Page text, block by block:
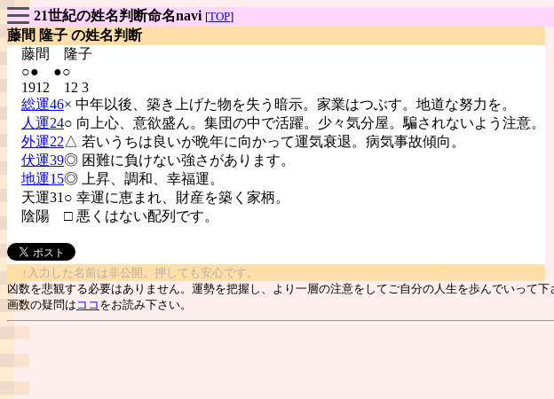
21世紀の姓名判断命名navi [TOP]
藤間 隆子 の姓名判断
藤間 隆子
○● ●○
1912 12 3
総運46× 中年以後、築き上げた物を失う暗示。家業はつぶす。地道な努力を。
人運24○ 向上心、意欲盛ん。集団の中で活躍。少々気分屋。騙されないよう注意。
外運22△ 若いうちは良いが晩年に向かって運気衰退。病気事故傾向。
伏運39◎ 困難に負けない強さがあります。
地運15◎ 上昇、調和、幸福運。
天運31○ 幸運に恵まれ、財産を築く家柄。
陰陽 □ 悪くはない配列です。
↑入力した名前は非公開。押しても安心です。
凶数を悲観する必要はありません。運勢を把握し、より一層の注意をしてご自分の人生を歩んでいって下
画数の疑問は ココ をお読み下さい。